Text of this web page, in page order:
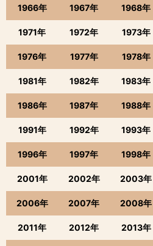
1966年 1967年 1968年
1971年 1972年 1973年
1976年 1977年 1978年
1981年 1982年 1983年
1986年 1987年 1988年
1991年 1992年 1993年
1996年 1997年 1998年
2001年 2002年 2003年
2006年 2007年 2008年
2011年 2012年 2013年